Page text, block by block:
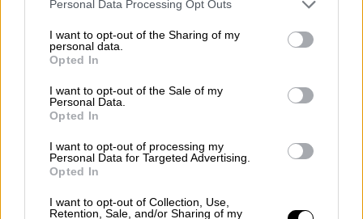
not limited to your visit or usage behaviour. You may click to
grant or deny consent to Google and its third-party tags to
use your data for below specified purposes in below Google
consent section.
Personal Data Processing Opt Outs
I want to opt-out of the Sharing of my
personal data.
Opted In
I want to opt-out of the Sale of my
Personal Data.
Opted In
I want to opt-out of processing my
Personal Data for Targeted Advertising.
Opted In
I want to opt-out of Collection, Use,
Retention, Sale, and/or Sharing of my
Ειδικότερα, επί επτά ολόκληρες ώρες ο
δολοφόνος της Αΐντας ήταν κλεισμένος στο
φαρμακείο δίπλα στο άψυχο σώμα της. Δεν
έκανεκαμία προσπάθεια
εξαρχής τις Αρχές, αντίθετα προσπαθούσε
να παραπλανήσει με μηνύματα που έστελνε
καταγραφεί από την κάμερα ασφαλείας του
φαρμακείου.
Η κάμερα ασφαλείας καταγράφει το ζευγάρι